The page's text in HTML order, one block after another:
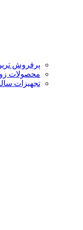
پرفروش
محصولات
تجهیزات